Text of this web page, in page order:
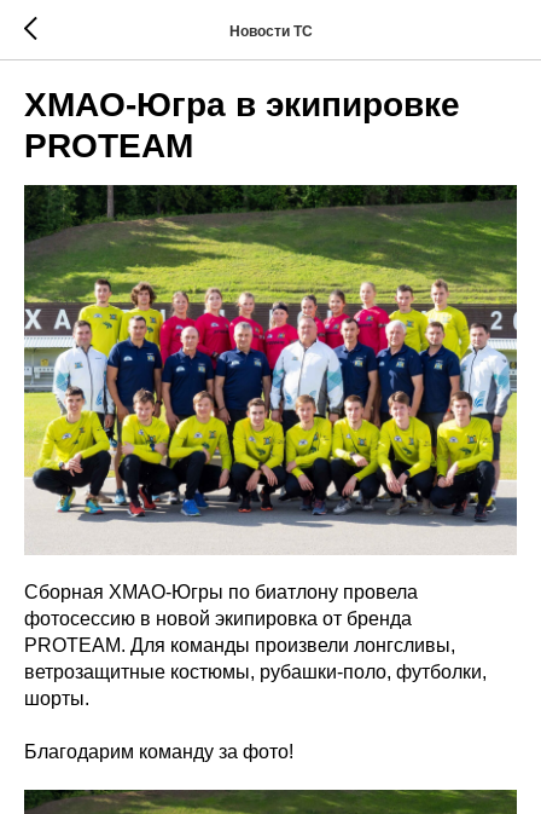
Новости ТС
ХМАО-Югра в экипировке
PROTEAM
Сборная ХМАО-Югры по биатлону провела
фотосессию в новой экипировка от бренда
PROTEAM. Для команды произвели лонгсливы,
ветрозащитные костюмы, рубашки-поло, футболки,
шорты.
Благодарим команду за фото!